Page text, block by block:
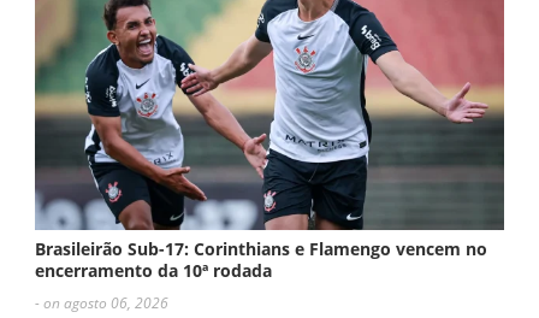
Brasileirão Sub-17: Corinthians e Flamengo vencem no
encerramento da 10ª rodada
- on agosto 06, 2026